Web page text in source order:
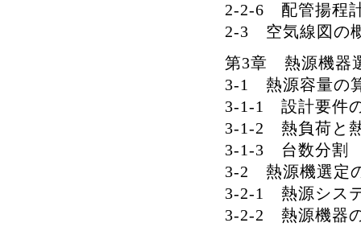
2-2-6 配管揚程
2-3 空気線図の
第3章 熱源機器
3-1 熱源容量の
3-1-1 設計要件
3-1-2 熱負荷と
3-1-3 台数分割
3-2 熱源機選定
3-2-1 熱源シス
3-2-2 熱源機器